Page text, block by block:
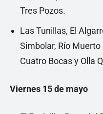
Tres Pozos.
Las Tunillas, El
Simbolar, Río Muerto
Cuatro Bocas y Olla
Viernes 15 de mayo